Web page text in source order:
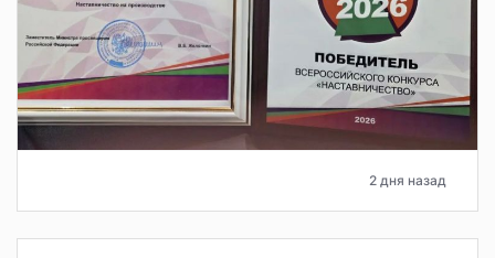
2 дня назад